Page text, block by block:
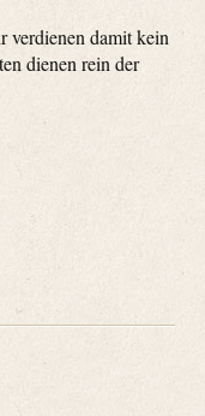
verdienen damit kein
dienen rein der